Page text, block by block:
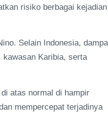
risiko berbagai kejadian
Selain Indonesia,
kawasan Karibia, serta
atas normal di hampir
mempercepat terjadinya